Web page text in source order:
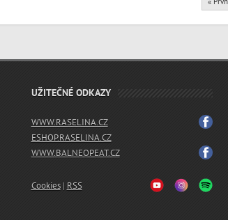
UŽITEČNÉ ODKAZY
WWW.RASELINA.CZ
ESHOP.RASELINA.CZ
WWW.BALNEOPEAT.CZ
Cookies| RSS